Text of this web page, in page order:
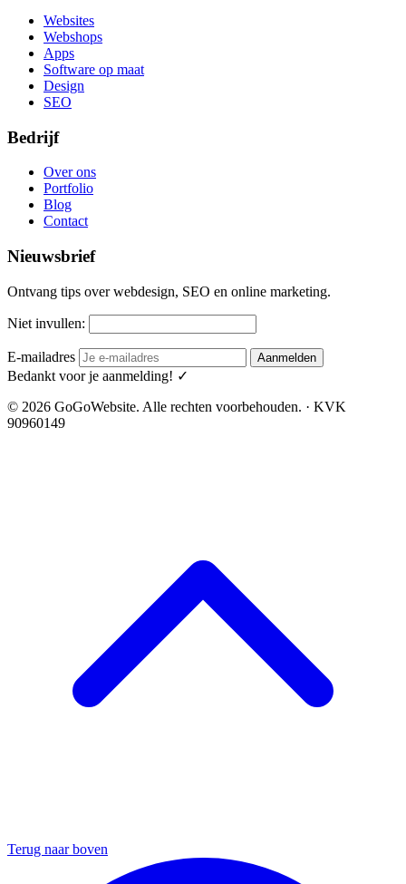
Websites
Webshops
Apps
Software op maat
Design
SEO
Bedrijf
Over ons
Portfolio
Blog
Contact
Nieuwsbrief
Ontvang tips over webdesign, SEO en online marketing.
Niet invullen:
E-mailadres Aanmelden
Bedankt voor je aanmelding! ✓
© 2026 GoGoWebsite. Alle rechten voorbehouden. · KVK
90960149
Terug naar boven